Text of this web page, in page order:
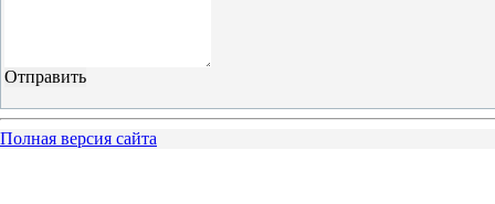
Полная версия сайта